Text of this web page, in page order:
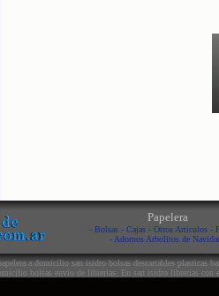
Papelera
- Bolsas- Cajas- Otros Articulos-
- Adornos Arbolitos de
a domicilio san isidro bolsas descartables plasticas
bolsas envio de librerias. En san isidro librerias